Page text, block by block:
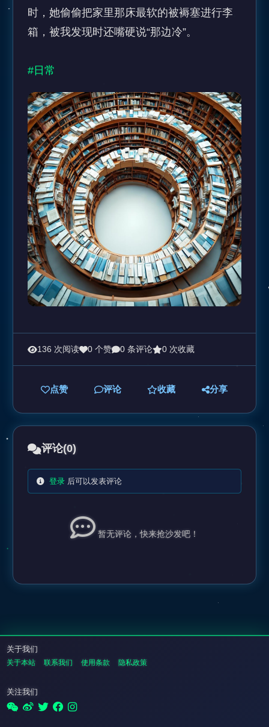
时，她偷偷把家里那床最软的被褥塞进行李
箱，被我发现时还嘴硬说“那边冷”。
#日常
136 次阅读 0 个赞 0 条评论 0 次收藏
点赞 评论 收藏 分享
评论(0)
登录后可以发表评论
暂无评论，快来抢沙发吧！
关于我们
关于本站 联系我们 使用条款 隐私政策
关注我们